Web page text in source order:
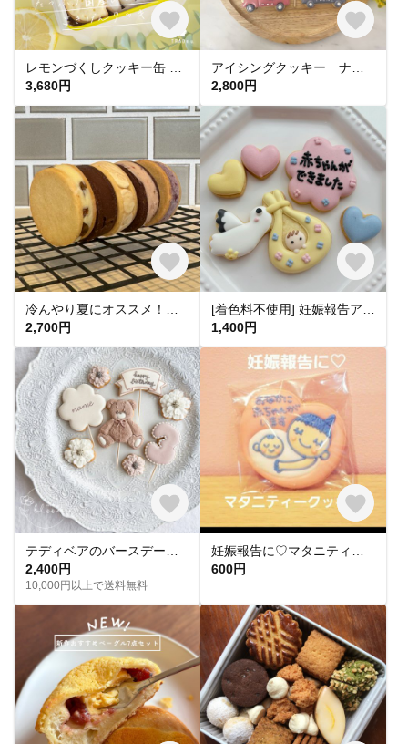
3,680円
2,800円
2,700円
1,400円
2,400円
10,000円以上で送料無料
600円